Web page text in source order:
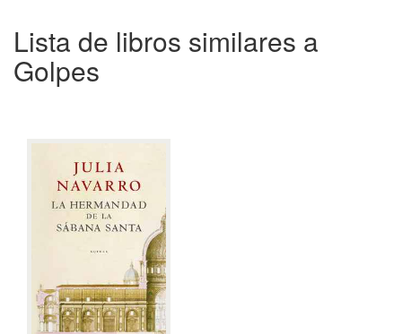
Lista de libros similares a
Golpes